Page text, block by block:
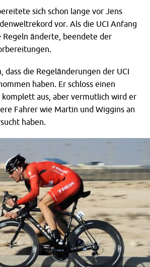
sich schon lange vor Jens
vor. Als die UCI Anfang
Regeln änderte, beendete der
dass die Regeländerungen der UCI
haben. Er schloss einen
komplett aus, aber vermutlich wird er
Fahrer wie Martin und Wiggins an
haben.